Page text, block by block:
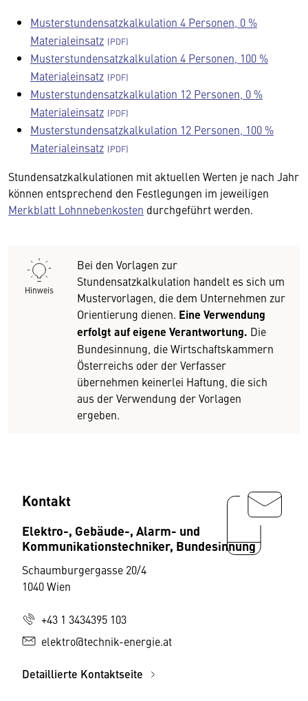
Musterstundensatzkalkulation 4 Personen, 0 %
Materialeinsatz
Musterstundensatzkalkulation 4 Personen, 100 %
Materialeinsatz
Musterstundensatzkalkulation 12 Personen, 0 %
Materialeinsatz
Musterstundensatzkalkulation 12 Personen, 100 %
Materialeinsatz
Stundensatzkalkulationen mit aktuellen Werten je nach Jahr
können entsprechend den Festlegungen im jeweiligen
Merkblatt Lohnnebenkosten durchgeführt werden.
Hinweis
Bei den Vorlagen zur
Stundensatzkalkulation handelt es sich um
Mustervorlagen, die dem Unternehmen zur
Orientierung dienen. Eine Verwendung
erfolgt auf eigene Verantwortung. Die
Bundesinnung, die Wirtschaftskammern
Österreichs oder der Verfasser
übernehmen keinerlei Haftung, die sich
aus der Verwendung der Vorlagen
ergeben.
Kontakt
Elektro-, Gebäude-, Alarm- und
Kommunikationstechniker, Bundesinnung
Schaumburgergasse 20/4
1040 Wien
+43 1 3434395 103
elektro@technik-energie.at
Detaillierte Kontaktseite